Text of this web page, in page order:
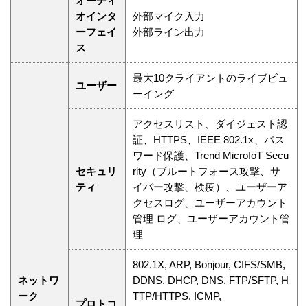
オインタ
ーフェイ
ス
外部マイク入力
外部ライン出力
ネットワ
ーク
ユーザー
最大10クライアントのライブビュ
ーイング
セキュリ
ティ
アクセスリスト、ダイジェスト認
証、HTTPS、IEEE 802.1x、パス
ワード保護、Trend MicroIoT Secu
rity（ブルートフォース攻撃、サ
イバー攻撃、検疫）、ユーザーア
クセスログ、ユーザーアカウント
管理 ログ、ユーザーアカウント管
理
プロトコ
802.1X, ARP, Bonjour, CIFS/SMB,
DDNS, DHCP, DNS, FTP/SFTP, H
TTP/HTTPS, ICMP,